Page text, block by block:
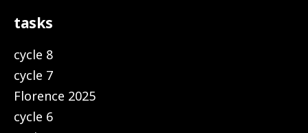
tasks
cycle 8
cycle 7
Florence 2025
cycle 6